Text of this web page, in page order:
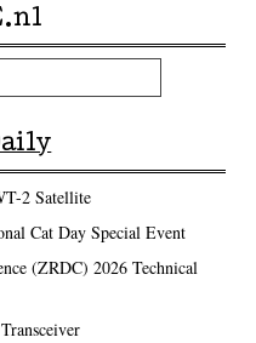
2 Satellite
Cat Day Special Event
(ZRDC) 2026 Technical